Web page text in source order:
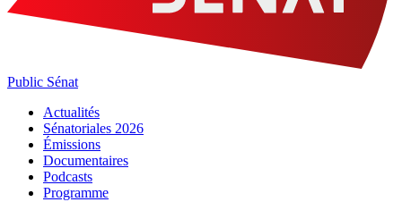
Public Sénat
Actualités
Sénatoriales 2026
Émissions
Documentaires
Podcasts
Programme